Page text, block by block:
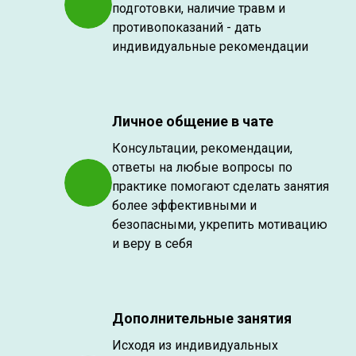
подготовки, наличие травм и
противопоказаний - дать
индивидуальные рекомендации
Личное общение в чате
Консультации, рекомендации,
ответы на любые вопросы по
практике помогают сделать занятия
более эффективными и
безопасными, укрепить мотивацию
и веру в себя
Дополнительные занятия
Исходя из индивидуальных